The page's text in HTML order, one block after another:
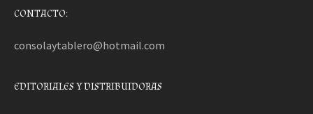
CONTACTO:
consolaytablero@hotmail.com
EDITORIALES Y DISTRIBUIDORAS